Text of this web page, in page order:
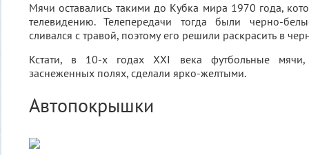
Мячи оставались такими до Кубка мира 1970 года,
телевидению. Телепередачи тогда были черно-
сливался с травой, поэтому его решили раскрасить в
Кстати, в 10-х годах XXI века футбольные
заснеженных полях, сделали ярко-желтыми.
Автопокрышки